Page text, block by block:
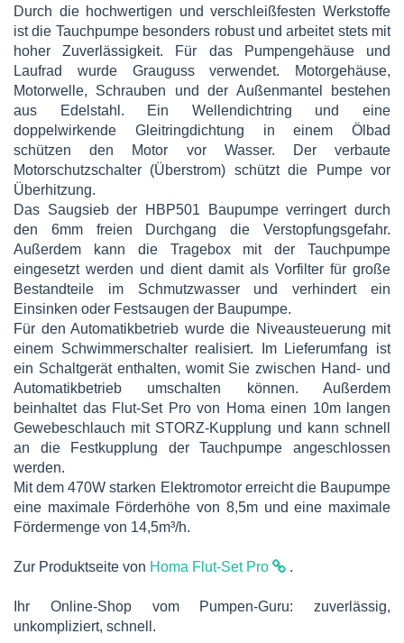
Durch die hochwertigen und verschleißfesten Werkstoffe
ist die Tauchpumpe besonders robust und arbeitet stets mit
hoher Zuverlässigkeit. Für das Pumpengehäuse und
Laufrad wurde Grauguss verwendet. Motorgehäuse,
Motorwelle, Schrauben und der Außenmantel bestehen
aus Edelstahl. Ein Wellendichtring und eine
doppelwirkende Gleitringdichtung in einem Ölbad
schützen den Motor vor Wasser. Der verbaute
Motorschutzschalter (Überstrom) schützt die Pumpe vor
Überhitzung.
Das Saugsieb der HBP501 Baupumpe verringert durch
den 6mm freien Durchgang die Verstopfungsgefahr.
Außerdem kann die Tragebox mit der Tauchpumpe
eingesetzt werden und dient damit als Vorfilter für große
Bestandteile im Schmutzwasser und verhindert ein
Einsinken oder Festsaugen der Baupumpe.
Für den Automatikbetrieb wurde die Niveausteuerung mit
einem Schwimmerschalter realisiert. Im Lieferumfang ist
ein Schaltgerät enthalten, womit Sie zwischen Hand- und
Automatikbetrieb umschalten können. Außerdem
beinhaltet das Flut-Set Pro von Homa einen 10m langen
Gewebeschlauch mit STORZ-Kupplung und kann schnell
an die Festkupplung der Tauchpumpe angeschlossen
werden.
Mit dem 470W starken Elektromotor erreicht die Baupumpe
eine maximale Förderhöhe von 8,5m und eine maximale
Fördermenge von 14,5m³/h.
Zur Produktseite von Homa Flut-Set Pro .
Ihr Online-Shop vom Pumpen-Guru: zuverlässig,
unkompliziert, schnell.